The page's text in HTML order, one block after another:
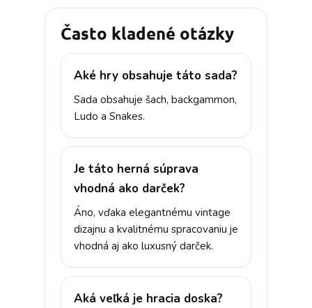
Často kladené otázky
Aké hry obsahuje táto sada?
Sada obsahuje šach, backgammon,
Ludo a Snakes.
Je táto herná súprava
vhodná ako darček?
Áno, vďaka elegantnému vintage
dizajnu a kvalitnému spracovaniu je
vhodná aj ako luxusný darček.
Aká veľká je hracia doska?